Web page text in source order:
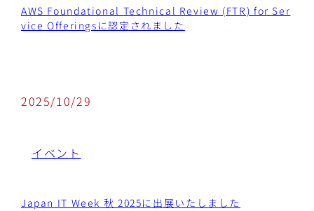
AWS Foundational Technical Review (FTR) for Ser
vice Offeringsに認定されました
2025/10/29
イベント
Japan IT Week 秋 2025に出展いたしました